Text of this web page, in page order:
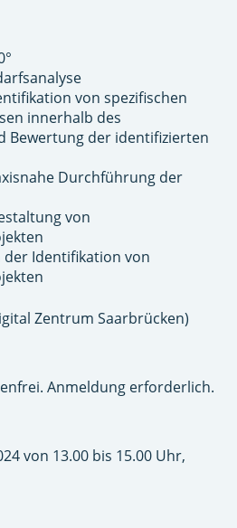
von spezifischen
innerhalb des
Bewertung der identifizierten
Durchführung der
von
der Identifikation von
Zentrum Saarbrücken)
Anmeldung erforderlich.
von 13.00 bis 15.00 Uhr,